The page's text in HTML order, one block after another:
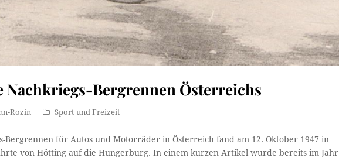
Nachkriegs-Bergrennen Österreichs
Rozin Sport und Freizeit
Bergrennen für Autos und Motorräder in Österreich fand am 12. Oktober 1947 in
von Hötting auf die Hungerburg. In einem kurzen Artikel wurde bereits im Jahr